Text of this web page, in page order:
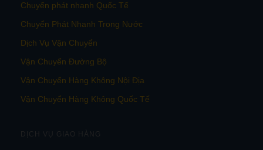
Chuyển phát nhanh Quốc Tế
Chuyển Phát Nhanh Trong Nước
Dịch Vụ Vận Chuyển
Vận Chuyển Đường Bộ
Vận Chuyển Hàng Không Nội Địa
Vận Chuyển Hàng Không Quốc Tế
DỊCH VỤ GIAO HÀNG